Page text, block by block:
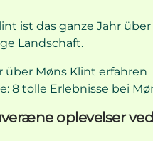
ist das ganze Jahr
Landschaft.
über Møns Klint erfahren
8 tolle Erlebnisse bei
oplevelser